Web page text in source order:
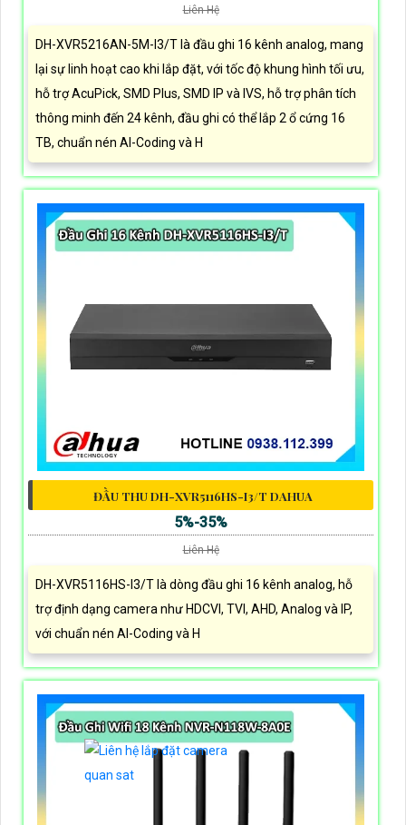
Liên Hệ
DH-XVR5216AN-5M-I3/T là đầu ghi 16 kênh analog, mang
lại sự linh hoạt cao khi lắp đặt, với tốc độ khung hình tối ưu,
hỗ trợ AcuPick, SMD Plus, SMD IP và IVS, hỗ trợ phân tích
thông minh đến 24 kênh, đầu ghi có thể lắp 2 ổ cứng 16
TB, chuẩn nén AI-Coding và H
ĐẦU THU DH-XVR5116HS-I3/T DAHUA
5%-35%
Liên Hệ
DH-XVR5116HS-I3/T là dòng đầu ghi 16 kênh analog, hỗ
trợ định dạng camera như HDCVI, TVI, AHD, Analog và IP,
với chuẩn nén AI-Coding và H